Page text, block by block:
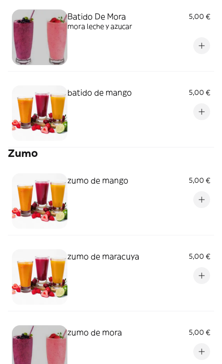
Batido De Mora
5,00 €
mora leche y azucar
batido de mango 5,00 €
Zumo
zumo de mango 5,00 €
zumo de maracuya 5,00 €
zumo de mora 5,00 €